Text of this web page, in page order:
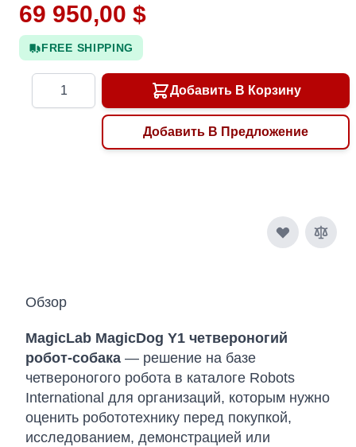
69 950,00 $
FREE SHIPPING
Добавить В Корзину
Добавить В Предложение
Обзор
MagicLab MagicDog Y1 четвероногий
робот-собака — решение на базе
четвероногого робота в каталоге Robots
International для организаций, которым нужно
оценить робототехнику перед покупкой,
исследованием, демонстрацией или